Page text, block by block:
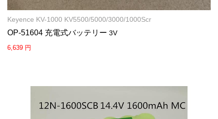
Keyence KV-1000 KV5500/5000/3000/1000Scr
OP-51604 充電式バッテリー 3V
6,639 円